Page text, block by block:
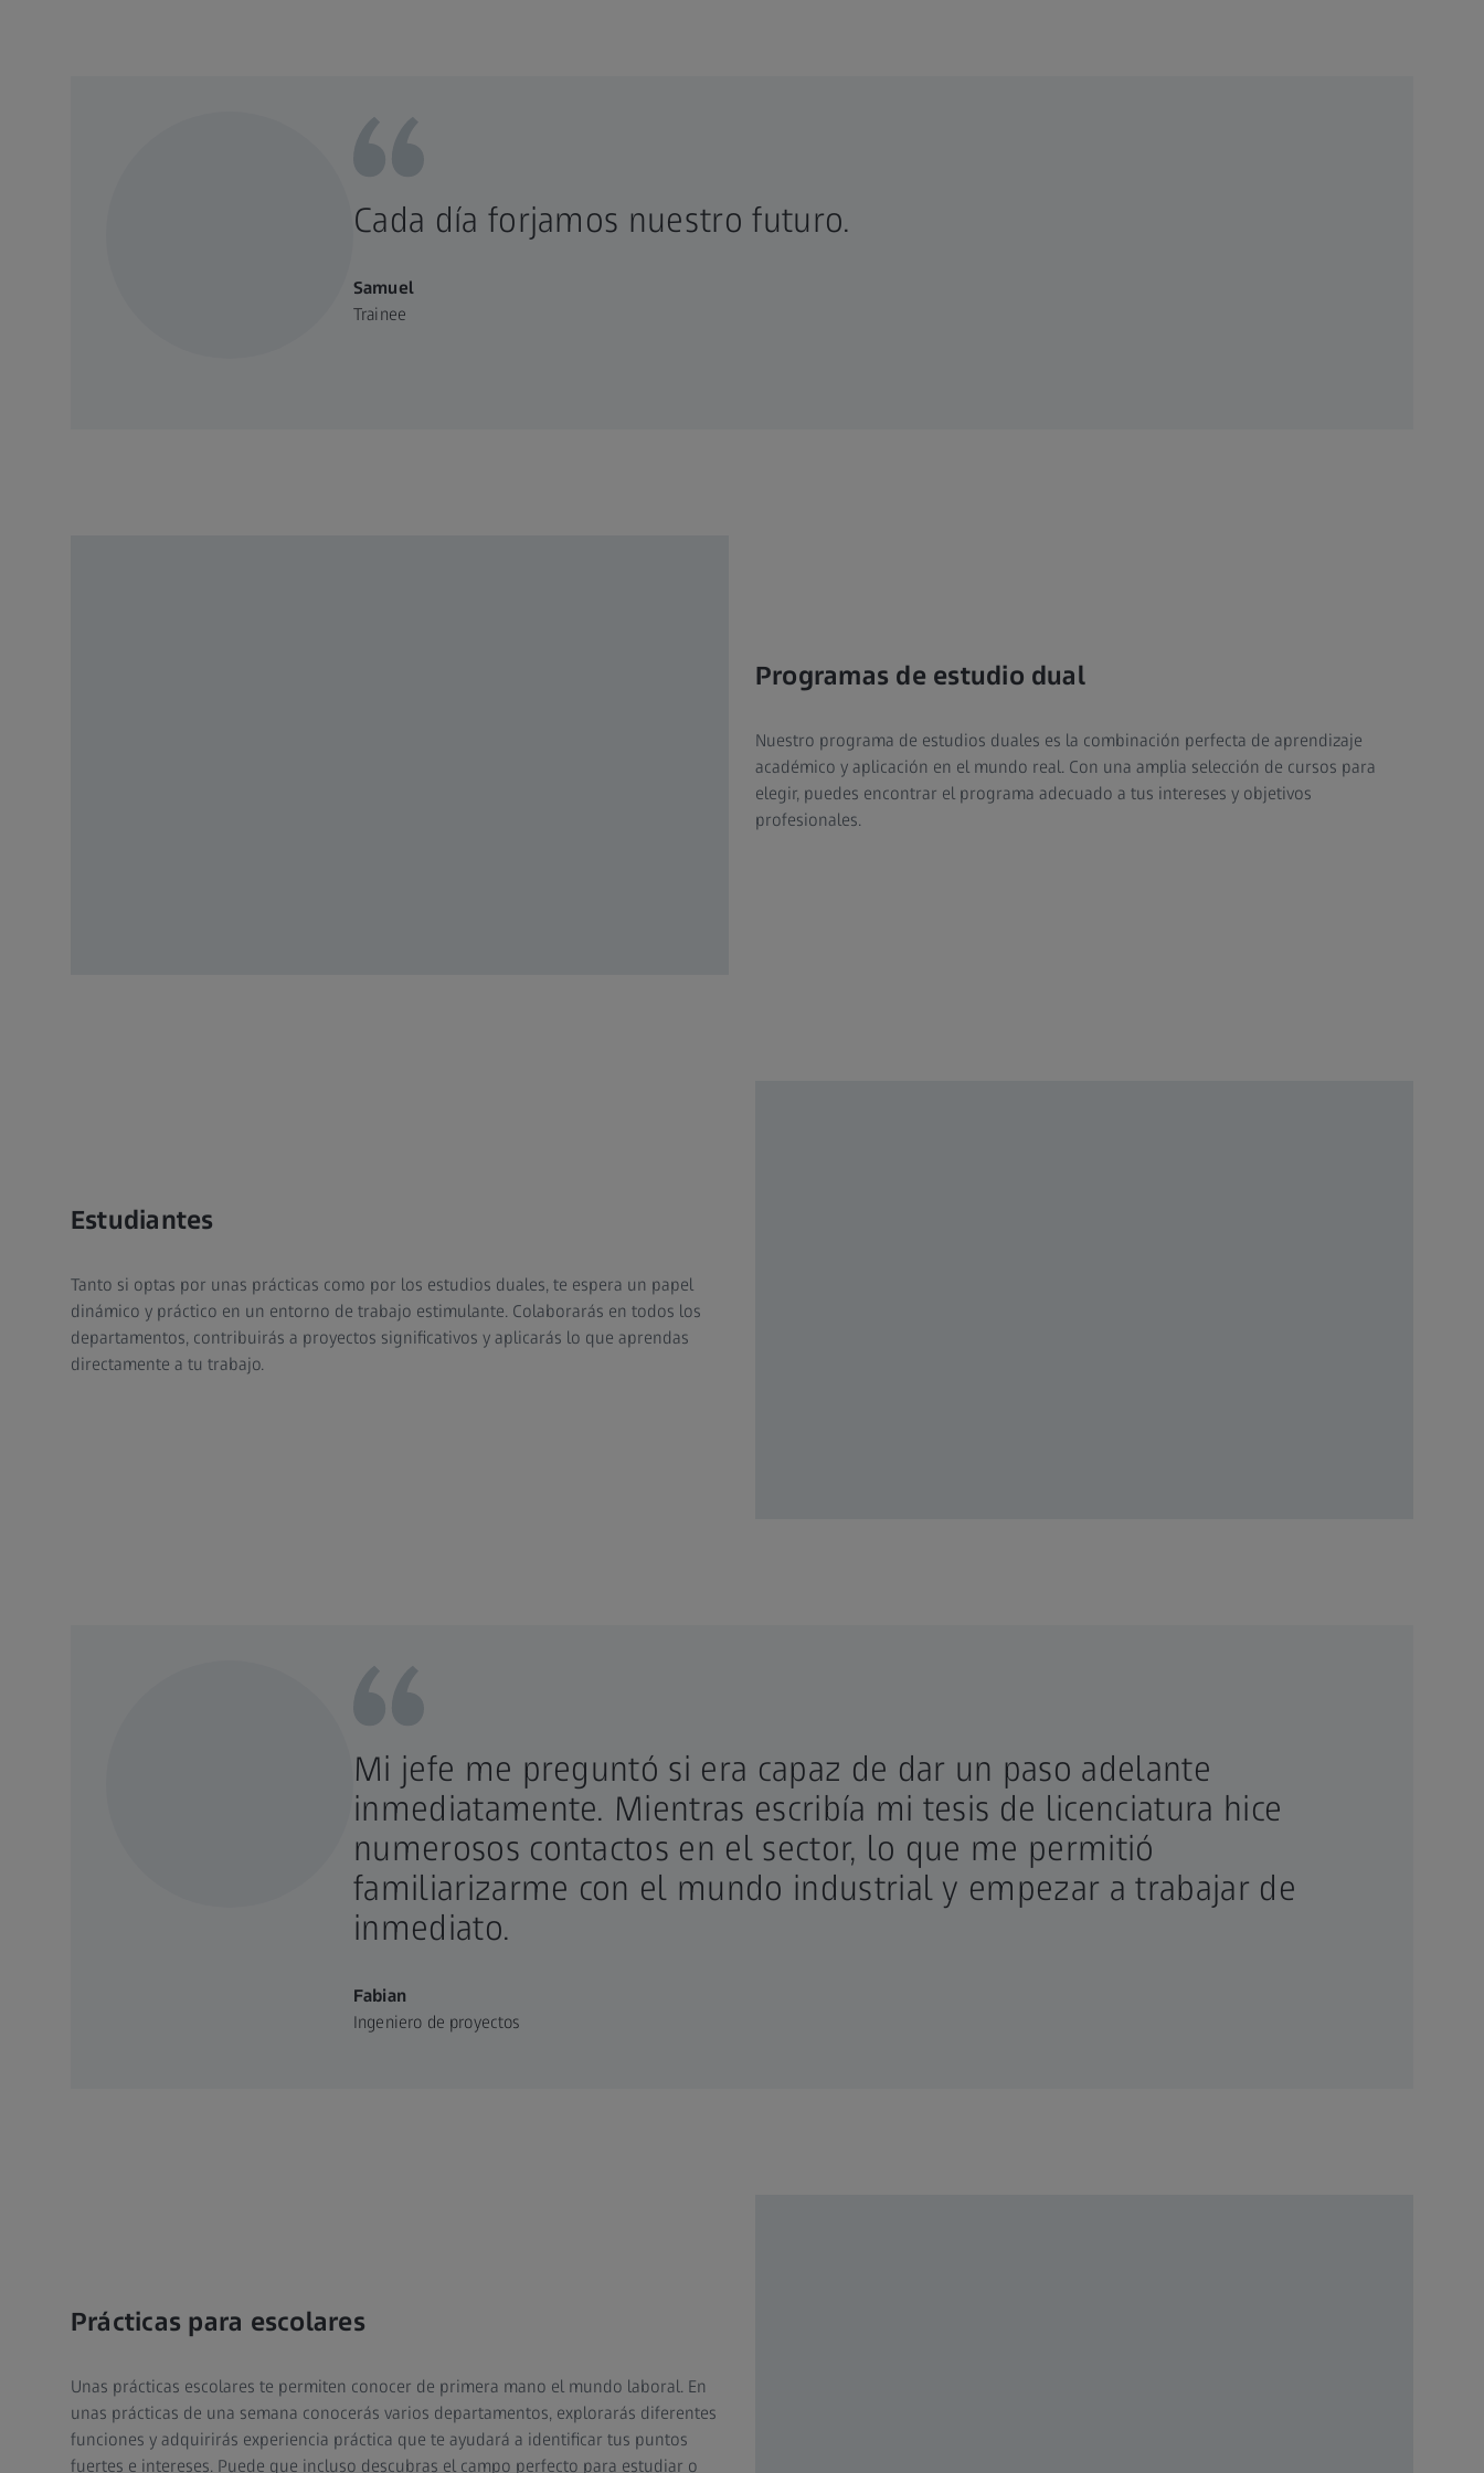
Cada día forjamos nuestro futuro.
Samuel
Trainee
Programas de estudio dual
Nuestro programa de estudios duales es la combinación perfecta de aprendizaje
académico y aplicación en el mundo real. Con una amplia selección de cursos para
elegir, puedes encontrar el programa adecuado a tus intereses y objetivos
profesionales.
Estudiantes
Tanto si optas por unas prácticas como por los estudios duales, te espera un papel
dinámico y práctico en un entorno de trabajo estimulante. Colaborarás en todos los
departamentos, contribuirás a proyectos significativos y aplicarás lo que aprendas
directamente a tu trabajo.
Mi jefe me preguntó si era capaz de dar un paso adelante
inmediatamente. Mientras escribía mi tesis de licenciatura hice
numerosos contactos en el sector, lo que me permitió
familiarizarme con el mundo industrial y empezar a trabajar de
inmediato.
Fabian
Ingeniero de proyectos
Prácticas para escolares
Unas prácticas escolares te permiten conocer de primera mano el mundo laboral. En
unas prácticas de una semana conocerás varios departamentos, explorarás diferentes
funciones y adquirirás experiencia práctica que te ayudará a identificar tus puntos
fuertes e intereses. Puede que incluso descubras el campo perfecto para estudiar o